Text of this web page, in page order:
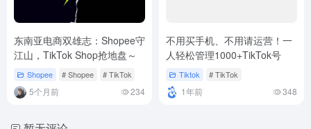
东南亚电商双雄志：Shopee守
江山，TikTok Shop抢地盘～
Shopee # Shopee # TikTok
5个月前 234
不用买手机、不用请运营！一
人轻松管理1000+TikTok号
Tiktok # TikTok
1年前 348